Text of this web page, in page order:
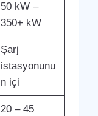
50 kW –
350+ kW
Şarj
istasyonunu
n içi
20 – 45